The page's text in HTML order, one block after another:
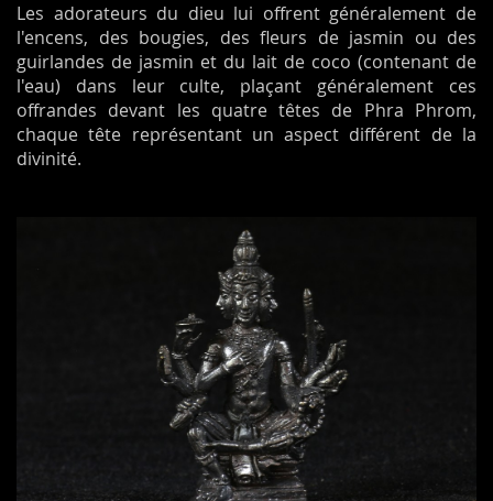
Les adorateurs du dieu lui offrent généralement de
l'encens, des bougies, des fleurs de jasmin ou des
guirlandes de jasmin et du lait de coco (contenant de
l'eau) dans leur culte, plaçant généralement ces
offrandes devant les quatre têtes de Phra Phrom,
chaque tête représentant un aspect différent de la
divinité.